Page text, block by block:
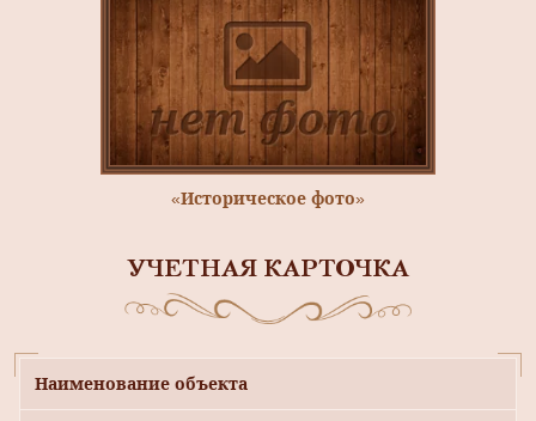
«Историческое фото»
УЧЕТНАЯ КАРТОЧКА
Наименование объекта